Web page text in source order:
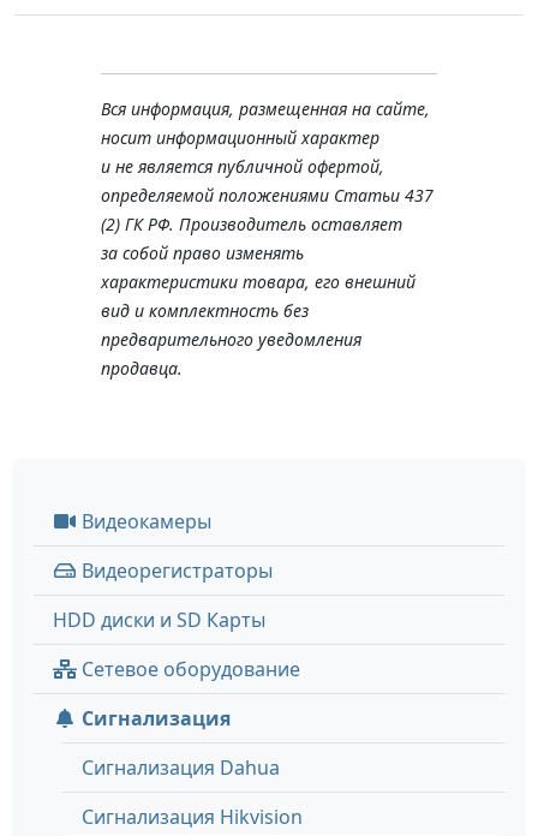
Вся информация, размещенная на сайте,
носит информационный характер
и не является публичной офертой,
определяемой положениями Статьи 437
(2) ГК РФ. Производитель оставляет
за собой право изменять
характеристики товара, его внешний
вид и комплектность без
предварительного уведомления
продавца.
Видеокамеры
Видеорегистраторы
HDD диски и SD Карты
Сетевое оборудование
Сигнализация
Сигнализация Dahua
Сигнализация Hikvision